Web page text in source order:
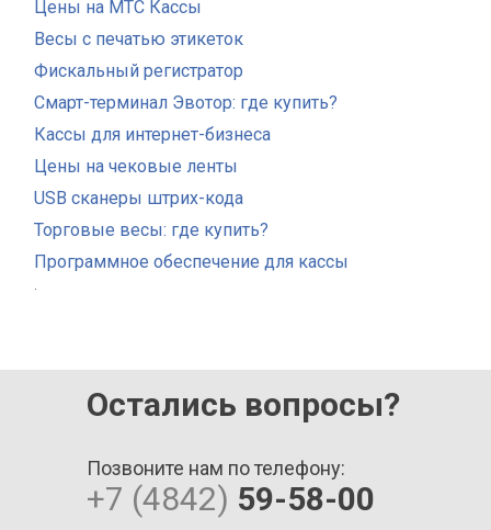
Цены на МТС Кассы
Весы с печатью этикеток
Фискальный регистратор
Смарт-терминал Эвотор: где купить?
Кассы для интернет-бизнеса
Цены на чековые ленты
USB сканеры штрих-кода
Торговые весы: где купить?
Программное обеспечение для кассы
.
Остались вопросы?
Позвоните нам по телефону:
+7 (4842) 59-58-00